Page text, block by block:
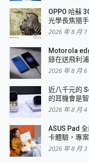
OPPO 哈蘇
光學長焦隨
2026 年 8 月 7
Motorola
錄在送飛利
2026 年 8 月 6
近八千元的
的耳機會是
2026 年 8 月 4
ASUS Pad
卡體驗，專
2026 年 8 月 3